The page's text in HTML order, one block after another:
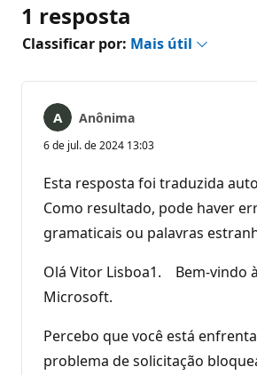
1 resposta
Classificar por: Mais útil
Anônima
6 de jul. de 2024 13:03
Esta resposta foi traduzida
Como resultado, pode haver
gramaticais ou palavras
Olá Vitor Lisboa1. Bem-vindo
Microsoft.
Percebo que você está
problema de solicitação